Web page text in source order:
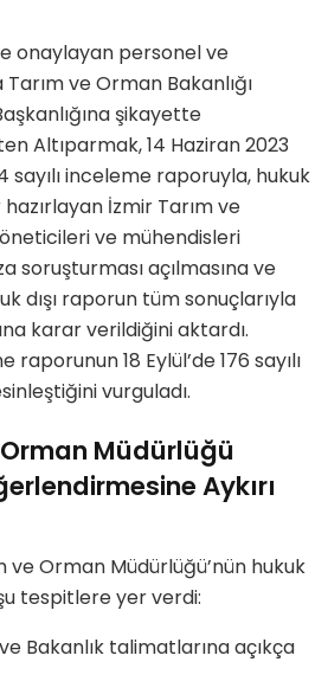
onaylayan personel ve
ve Orman Bakanlığı
şikayette
Altıparmak, 14 Haziran 2023
inceleme raporuyla, hukuk
İzmir Tarım ve
ve mühendisleri
soruşturması açılmasına ve
dışı raporun tüm sonuçlarıyla
karar verildiğini aktardı.
18 Eylül’de 176 sayılı
vurguladı.
Müdürlüğü
Aykırı
ve Orman Müdürlüğü’nün hukuk
tespitlere yer verdi:
Bakanlık talimatlarına açıkça